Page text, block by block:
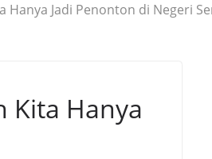
Hanya Jadi Penonton di Negeri
Kita Hanya